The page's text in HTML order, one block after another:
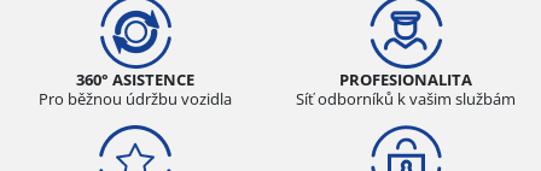
360° ASISTENCE
Pro běžnou údržbu vozidla
PROFESIONALITA
Síť odborníků k vašim službám